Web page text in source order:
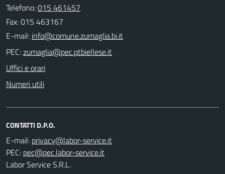
Telefono:015 461457
Fax: 015 463167
E-mail:
PEC:
Uffici e orari
Numeri utili
CONTATTI D.P.O.
E-mail:
PEC:
Labor Service S.R.L.